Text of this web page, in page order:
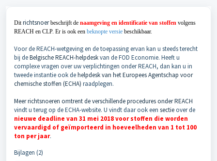
Ditrichtsnoerbeschrijft de naamgeving en identificatie van stoffen volgens
REACH en CLP. Er is ook een beknopte versie beschikbaar.
Voor de REACH-wetgeving en de toepassing ervan kan u steeds terecht
bij deBelgische REACH-helpdeskvan de FOD Economie. Heeft u
complexe vragen over uw verplichtingen onder REACH, dan kan u in
tweede instantie ook dehelpdesk van het Europees Agentschap voor
chemische stoffen (ECHA) raadplegen.
Meer richtsnoeren omtrent de verschillende procedures onder REACH
vindt u terug op de ECHA-website. U vindt daar ook een sectieover de
nieuwe deadline van 31 mei 2018 voor stoffen die worden
vervaardigd of geïmporteerd in hoeveelheden van 1 tot 100
ton per jaar.
Bijlagen (2)